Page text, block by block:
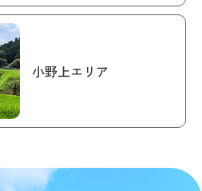
小野上エリア